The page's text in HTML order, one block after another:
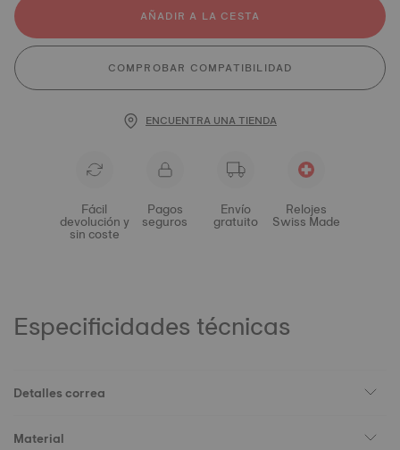
AÑADIR A LA CESTA
COMPROBAR COMPATIBILIDAD
ENCUENTRA UNA TIENDA
Fácil
devolución y
sin coste
Pagos
seguros
Envío
gratuito
Relojes
Swiss Made
Especificidades técnicas
Detalles correa
Material